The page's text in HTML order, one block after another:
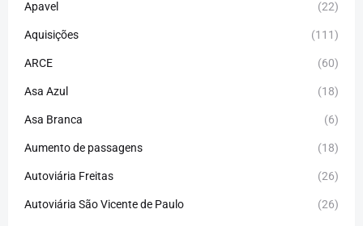
Apavel (22)
Aquisições (111)
ARCE (60)
Asa Azul (18)
Asa Branca (6)
Aumento de passagens (18)
Autoviária Freitas (26)
Autoviária São Vicente de Paulo (26)